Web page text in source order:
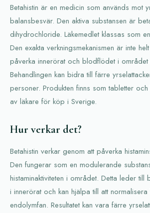
Betahistin är en medicin som används mot
balansbesvär. Den aktiva substansen är
dihydrochloride. Läkemedlet klassas som
Den exakta verkningsmekanismen är inte
påverka innerörat och blodflödet i området
Behandlingen kan bidra till färre
personer. Produkten finns som tabletter
av läkare för köp i Sverige.
Hur verkar det?
Betahistin verkar genom att påverka
Den fungerar som en modulerande
histaminaktiviteten i området. Detta leder till
i innerörat och kan hjälpa till att
endolymfan. Resultatet kan vara färre